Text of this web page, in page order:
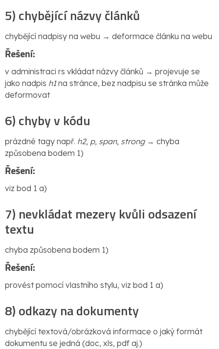
5) chybějící názvy článků
chybějící nadpisy na webu → deformace článku na webu
Řešení:
v administraci rs vkládat názvy článků → projevuje se
jako nadpis h1na stránce, bez nadpisu se stránka může
deformovat
6) chyby v kódu
prázdné tagy např. h2, p, span, strong→ chyba
způsobena bodem 1)
Řešení:
viz bod 1 a)
7) nevkládat mezery kvůli odsazení
textu
chyba způsobena bodem 1)
Řešení:
provést pomocí vlastního stylu, viz bod 1 a)
8) odkazy na dokumenty
chybějící textová/obrázková informace o jaký formát
dokumentu se jedná (doc, xls, pdf aj.)